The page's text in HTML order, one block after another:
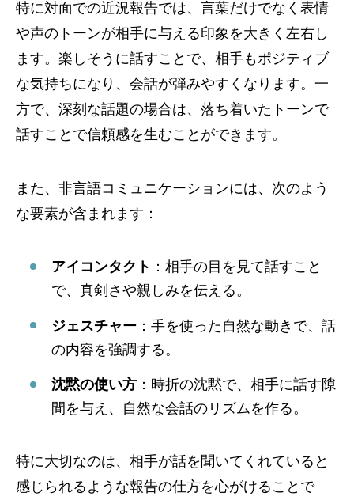
特に対面での近況報告では、言葉だけでなく表情
や声のトーンが相手に与える印象を大きく左右し
ます。楽しそうに話すことで、相手もポジティブ
な気持ちになり、会話が弾みやすくなります。一
方で、深刻な話題の場合は、落ち着いたトーンで
話すことで信頼感を生むことができます。
また、非言語コミュニケーションには、次のよう
な要素が含まれます：
アイコンタクト ：相手の目を見て話すこと
で、真剣さや親しみを伝える。
ジェスチャー ：手を使った自然な動きで、話
の内容を強調する。
沈黙の使い方 ：時折の沈黙で、相手に話す隙
間を与え、自然な会話のリズムを作る。
特に大切なのは、相手が話を聞いてくれていると
感じられるような報告の仕方を心がけることで